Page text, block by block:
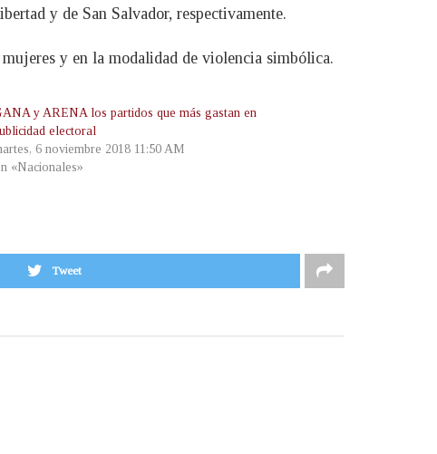
y de San Salvador, respectivamente.
y en la modalidad de violencia simbólica.
y ARENA los partidos que más gastan en
electoral
6 noviembre 2018 11:50 AM
«Nacionales»
Tweet